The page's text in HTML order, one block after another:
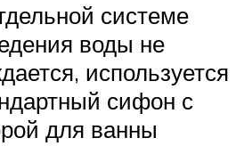
системе
воды не
используется
сифон с
для ванны